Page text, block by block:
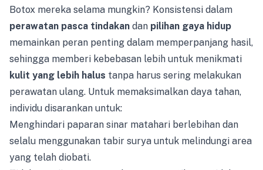
Botox mereka selama mungkin? Konsistensi dalam
perawatan pasca tindakan dan pilihan gaya hidup
memainkan peran penting dalam memperpanjang hasil,
sehingga memberi kebebasan lebih untuk menikmati
kulit yang lebih halus tanpa harus sering melakukan
perawatan ulang. Untuk memaksimalkan daya tahan,
individu disarankan untuk:
Menghindari paparan sinar matahari berlebihan dan
selalu menggunakan tabir surya untuk melindungi area
yang telah diobati.